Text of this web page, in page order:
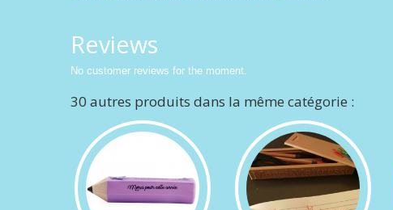
Reviews
No customer reviews for the moment.
30 autres produits dans la même catégorie :